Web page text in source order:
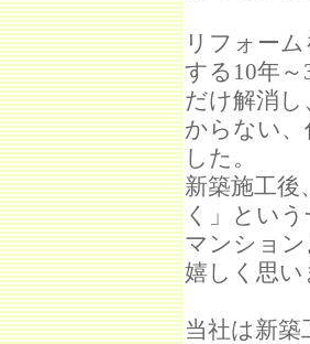
リフォー
する10年
だけ解消
からない
した。
新築施工
く」とい
マンショ
嬉しく思い
当社は新